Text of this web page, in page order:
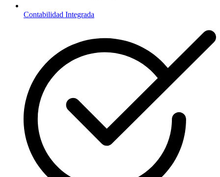
Contabilidad Integrada